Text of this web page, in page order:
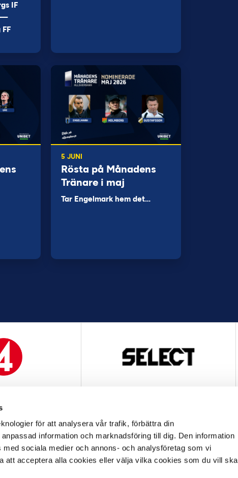
för att analysera vår trafik, förbättra din
information och marknadsföring till dig. Den information
sociala medier och annons- och analysföretag som vi
att acceptera alla cookies eller välja vilka cookies som du vill ska
IF
—
5 JUNI
Rösta på Månadens
Tränare i maj
Tar Engelmark hem det…